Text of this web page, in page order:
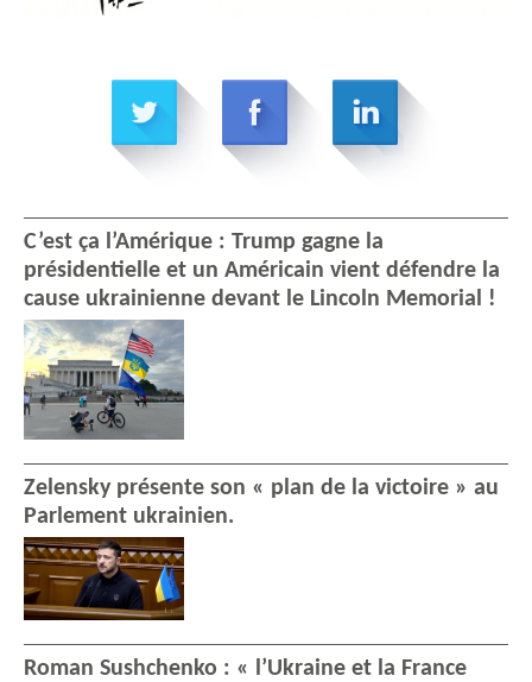
C’est ça l’Amérique : Trump gagne la
présidentielle et un Américain vient défendre la
cause ukrainienne devant le Lincoln Memorial !
Zelensky présente son « plan de la victoire » au
Parlement ukrainien.
Roman Sushchenko : « l’Ukraine et la France